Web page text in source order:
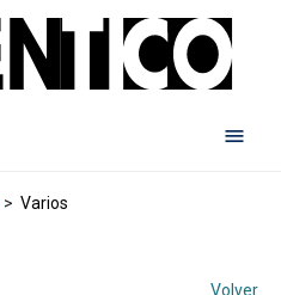
> Varios
Volver